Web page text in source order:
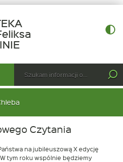
Edycja
Narodowego
Czytania
wpisz
szukaną
Czytania
na jubileuszową X edycję
tym roku wspólnie będziemy